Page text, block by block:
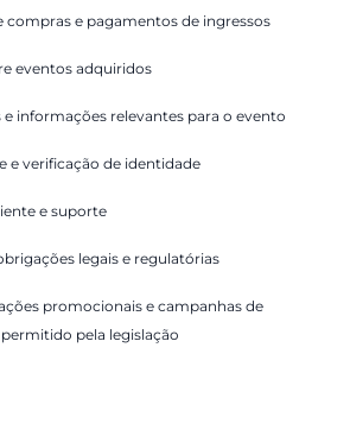
compras e pagamentos de ingressos
eventos adquiridos
e informações relevantes para o evento
e verificação de identidade
e suporte
legais e regulatórias
promocionais e campanhas de
pela legislação